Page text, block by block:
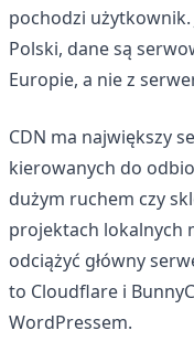
pochodzi
Polski, dane są
Europie, a nie z
CDN ma największy
kierowanych do
dużym ruchem czy
projektach lokalnych
odciążyć główny
to Cloudflare i
WordPressem.